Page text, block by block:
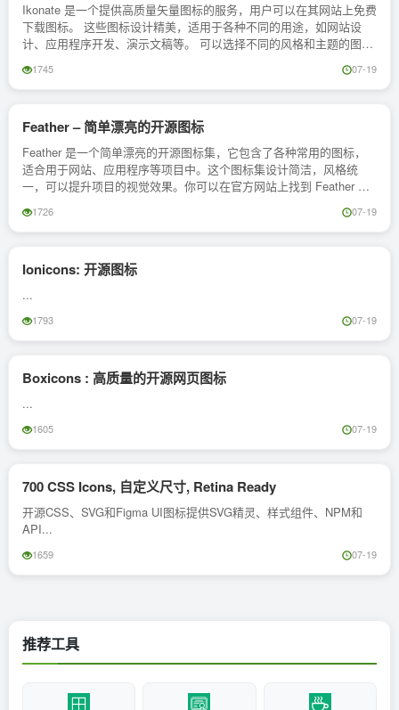
Ikonate 是一个提供高质量矢量图标的服务，用户可以在其网站上免费
下载图标。 这些图标设计精美，适用于各种不同的用途，如网站设
计、应用程序开发、演示文稿等。 可以选择不同的风格和主题的图
1745 07-19
Feather – 简单漂亮的开源图标
Feather 是一个简单漂亮的开源图标集，它包含了各种常用的图标，
适合用于网站、应用程序等项目中。这个图标集设计简洁，风格统
一，可以提升项目的视觉效果。你可以在官方网站上找到 Feather 图
1726 07-19
Ionicons: 开源图标
...
1793 07-19
Boxicons : 高质量的开源网页图标
...
1605 07-19
700 CSS Icons, 自定义尺寸, Retina Ready
开源CSS、SVG和Figma UI图标提供SVG精灵、样式组件、NPM和
API...
1659 07-19
推荐工具